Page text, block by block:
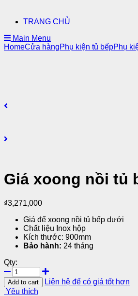
TRANG CHỦ
Main Menu
HomeCửa hàngPhụ kiện tủ bếpPhụ
Giá xoong nồi tủ
₫3,271,000
Giá để xoong nồi tủ bếp dưới
Chất liệu Inox hộp
Kích thước: 900mm
Bảo hành: 24 tháng
Qty:
Add to cart
Liên hệ để có giá tốt hơn
Yêu thích